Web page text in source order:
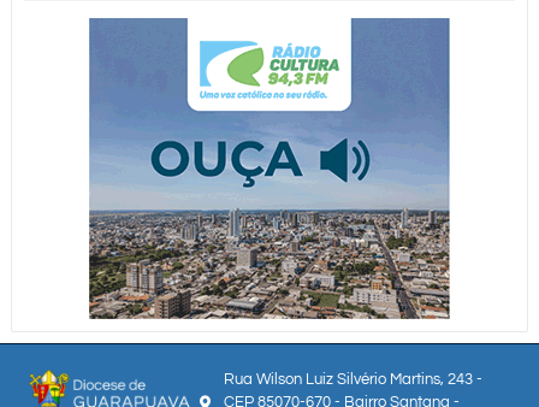
Rua Wilson Luiz Silvério Martins, 243 -
CEP 85070-670 - Bairro Santana -